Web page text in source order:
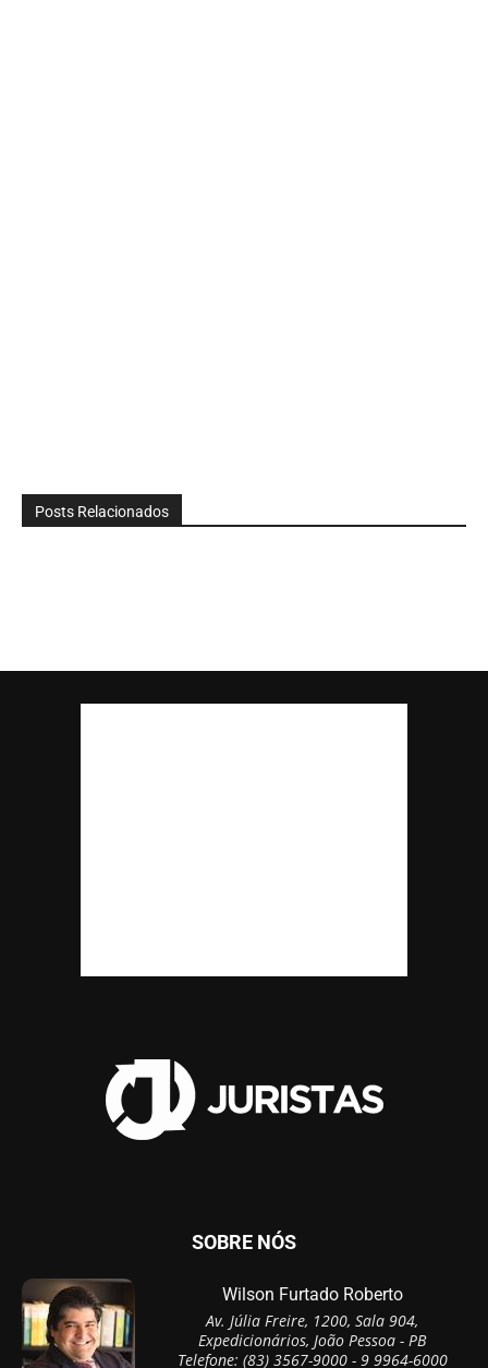
Posts Relacionados
SOBRE NÓS
Wilson Furtado Roberto
Av. Júlia Freire, 1200, Sala 904,
Expedicionários, João Pessoa - PB
Telefone: (83) 3567-9000 - 9 9964-6000